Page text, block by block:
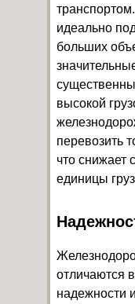
идеально
больших
высокой
перевозить
что снижает
единицы
отличаются
надежности